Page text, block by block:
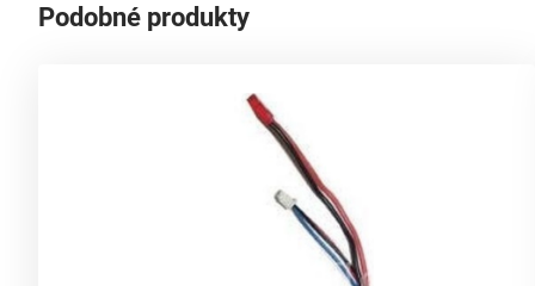
Podobné produkty